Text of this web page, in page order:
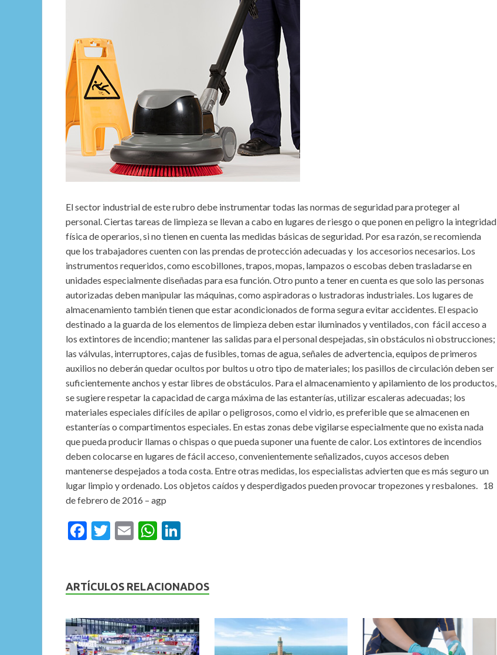
El sector industrial de este rubro debe instrumentar todas las normas de seguridad para proteger al
personal. Ciertas tareas de limpieza se llevan a cabo en lugares de riesgo o que ponen en peligro la integridad
física de operarios, si no tienen en cuenta las medidas básicas de seguridad. Por esa razón, se recomienda
que los trabajadores cuenten con las prendas de protección adecuadas y los accesorios necesarios. Los
instrumentos requeridos, como escobillones, trapos, mopas, lampazos o escobas deben trasladarse en
unidades especialmente diseñadas para esa función. Otro punto a tener en cuenta es que solo las personas
autorizadas deben manipular las máquinas, como aspiradoras o lustradoras industriales. Los lugares de
almacenamiento también tienen que estar acondicionados de forma segura evitar accidentes. El espacio
destinado a la guarda de los elementos de limpieza deben estar iluminados y ventilados, con fácil acceso a
los extintores de incendio; mantener las salidas para el personal despejadas, sin obstáculos ni obstrucciones;
las válvulas, interruptores, cajas de fusibles, tomas de agua, señales de advertencia, equipos de primeros
auxilios no deberán quedar ocultos por bultos u otro tipo de materiales; los pasillos de circulación deben ser
suficientemente anchos y estar libres de obstáculos. Para el almacenamiento y apilamiento de los productos,
se sugiere respetar la capacidad de carga máxima de las estanterías, utilizar escaleras adecuadas; los
materiales especiales difíciles de apilar o peligrosos, como el vidrio, es preferible que se almacenen en
estanterías o compartimentos especiales. En estas zonas debe vigilarse especialmente que no exista nada
que pueda producir llamas o chispas o que pueda suponer una fuente de calor. Los extintores de incendios
deben colocarse en lugares de fácil acceso, convenientemente señalizados, cuyos accesos deben
mantenerse despejados a toda costa. Entre otras medidas, los especialistas advierten que es más seguro un
lugar limpio y ordenado. Los objetos caídos y desperdigados pueden provocar tropezones y resbalones. 18
de febrero de 2016 – agp
F
b
o
k
T
er
E
l
W
s
p
p
dI
ARTÍCULOS RELACIONADOS